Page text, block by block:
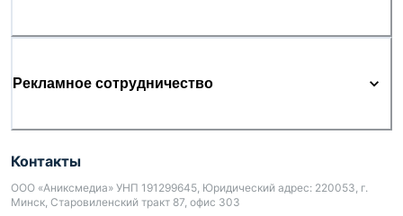
Рекламное сотрудничество
Контакты
ООО «Аниксмедиа» УНП 191299645, Юридический адрес: 220053, г.
Минск, Старовиленский тракт 87, офис 303